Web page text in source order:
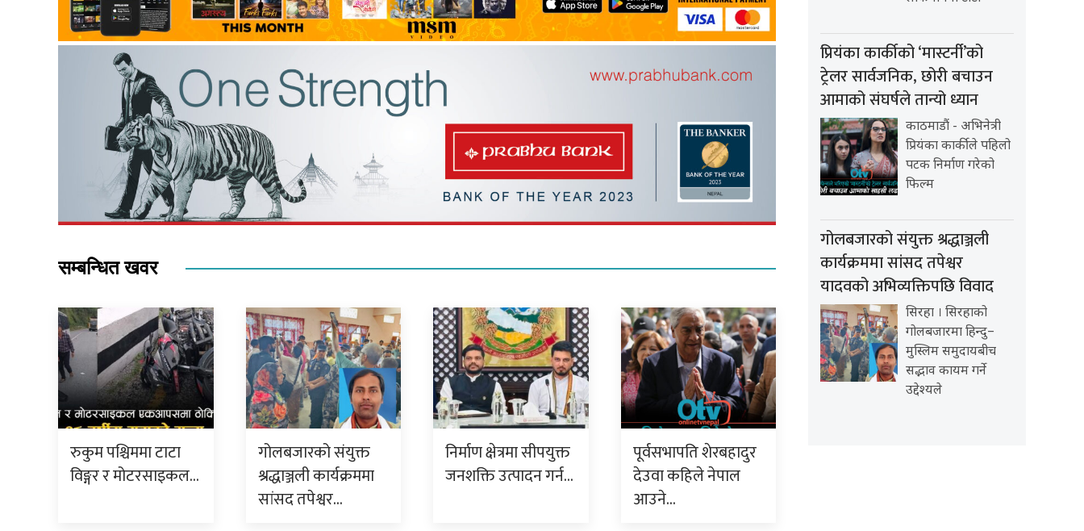
सम्बन्धित खवर
रुकुम पश्चिममा टाटा
विङ्गर र मोटरसाइकल…
गोलबजारको संयुक्त
श्रद्धाञ्जली कार्यक्रममा
सांसद तपेश्वर…
निर्माण क्षेत्रमा सीपयुक्त
जनशक्ति उत्पादन गर्न…
पूर्वसभापति शेरबहादुर
देउवा कहिले नेपाल
आउने…
प्रियंका कार्कीको ‘मास्टर्नी’को
ट्रेलर सार्वजनिक, छोरी बचाउन
आमाको संघर्षले तान्यो ध्यान
काठमाडौं - अभिनेत्री
प्रियंका कार्कीले पहिलो
पटक निर्माण गरेको
फिल्म
गोलबजारको संयुक्त श्रद्धाञ्जली
कार्यक्रममा सांसद तपेश्वर
यादवको अभिव्यक्तिपछि विवाद
सिरहा । सिरहाको
गोलबजारमा हिन्दु–
मुस्लिम समुदायबीच
सद्भाव कायम गर्ने
उद्देश्यले